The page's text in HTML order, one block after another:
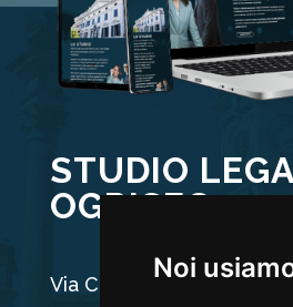
Noi
STUDIO
OGRISEG
Via Carducci 44, 33100